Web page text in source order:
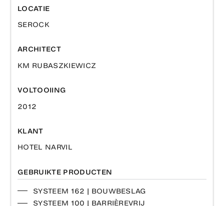
LOCATIE
SEROCK
ARCHITECT
KM RUBASZKIEWICZ
VOLTOOIING
2012
KLANT
HOTEL NARVIL
GEBRUIKTE PRODUCTEN
SYSTEEM 162 | BOUWBESLAG
SYSTEEM 100 | BARRIÈREVRIJ